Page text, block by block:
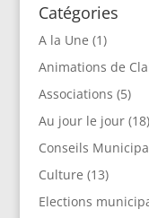
Catégories
A la Une (1)
Animations de
Associations (5)
Au jour le jour(18)
Conseils
Culture (13)
Elections